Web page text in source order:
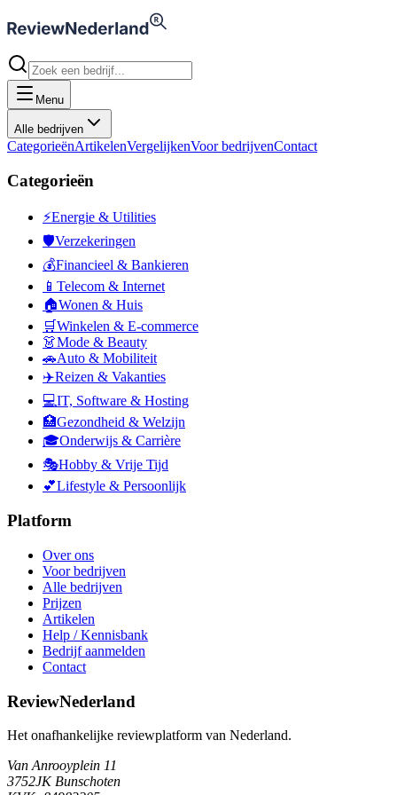
Menu
Alle bedrijven
CategorieënArtikelenVergelijkenVoor bedrijvenContact
Categorieën
⚡Energie & Utilities
🛡️Verzekeringen
💰Financieel & Bankieren
📱 Telecom & Internet
🏠Wonen & Huis
🛒Winkelen & E-commerce
👗Mode & Beauty
🚗Auto & Mobiliteit
✈️Reizen & Vakanties
💻IT, Software & Hosting
🏥Gezondheid & Welzijn
🎓Onderwijs & Carrière
🎭Hobby & Vrije Tijd
💕Lifestyle & Persoonlijk
Platform
Over ons
Voor bedrijven
Alle bedrijven
Prijzen
Artikelen
Help / Kennisbank
Bedrijf aanmelden
Contact
ReviewNederland
Het onafhankelijke reviewplatform van Nederland.
Van Anrooyplein 11
3752JK Bunschoten